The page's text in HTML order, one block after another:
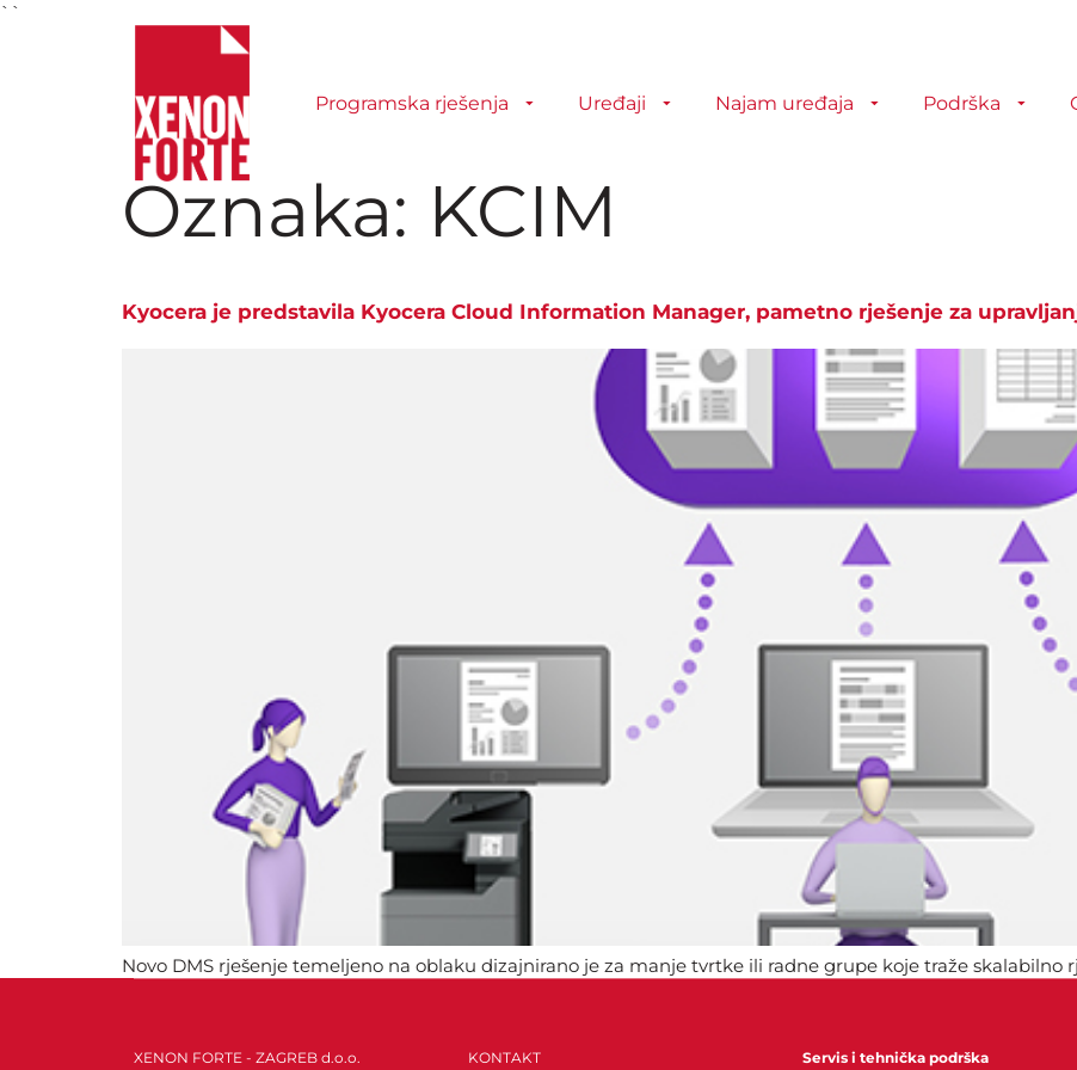
``
Programska rješenja Uređaji Najam uređaja Podrška
Oznaka: KCIM
Kyocera je predstavila Kyocera Cloud Information Manager, pametno rješenje za
Novo DMS rješenje temeljeno na oblaku dizajnirano je za manje tvrtke ili radne grupe koje traže
XENON FORTE - ZAGREB d.o.o. KONTAKT Servis i tehnička podrška